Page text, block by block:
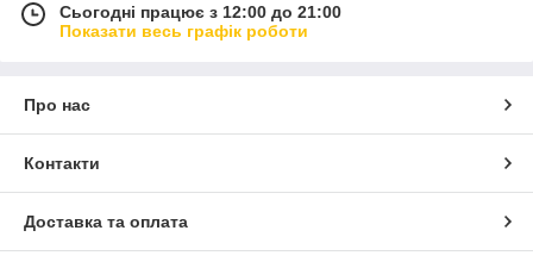
Сьогодні працює з 12:00 до 21:00
Показати весь графік роботи
Про нас
Контакти
Доставка та оплата